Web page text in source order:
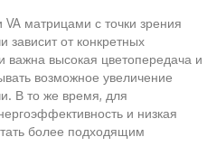
матрицами с точки зрения
зависит от конкретных
важна высокая цветопередача и
возможное увеличение
В то же время, для
и низкая
более подходящим